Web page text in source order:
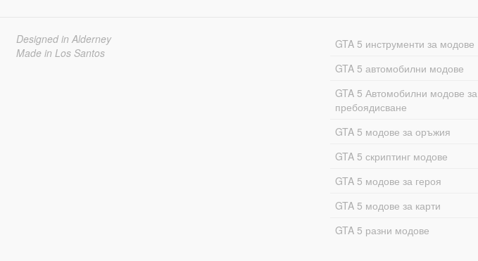
Designed in Alderney
Made in Los Santos
GTA 5 инструменти за модове
GTA 5 автомобилни модове
GTA 5 Автомобилни модове за
пребоядисване
GTA 5 модове за оръжия
GTA 5 скриптинг модове
GTA 5 модове за героя
GTA 5 модове за карти
GTA 5 разни модове